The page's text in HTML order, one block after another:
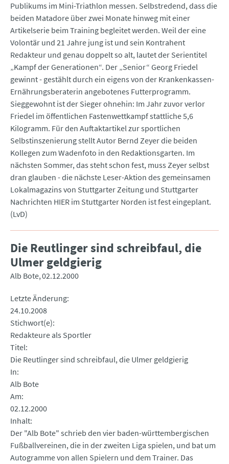
Publikums im Mini-Triathlon messen. Selbstredend, dass die
beiden Matadore über zwei Monate hinweg mit einer
Artikelserie beim Training begleitet werden. Weil der eine
Volontär und 21 Jahre jung ist und sein Kontrahent
Redakteur und genau doppelt so alt, lautet der Serientitel
„Kampf der Generationen“. Der „Senior“ Georg Friedel
gewinnt - gestählt durch ein eigens von der Krankenkassen-
Ernährungsberaterin angebotenes Futterprogramm.
Sieggewohnt ist der Sieger ohnehin: Im Jahr zuvor verlor
Friedel im öffentlichen Fastenwettkampf stattliche 5,6
Kilogramm. Für den Auftaktartikel zur sportlichen
Selbstinszenierung stellt Autor Bernd Zeyer die beiden
Kollegen zum Wadenfoto in den Redaktionsgarten. Im
nächsten Sommer, das steht schon fest, muss Zeyer selbst
dran glauben - die nächste Leser-Aktion des gemeinsamen
Lokalmagazins von Stuttgarter Zeitung und Stuttgarter
Nachrichten HIER im Stuttgarter Norden ist fest eingeplant.
(LvD)
Die Reutlinger sind schreibfaul, die
Ulmer geldgierig
Alb Bote 02.12.2000
Letzte Änderung
24.10.2008
Stichwort(e)
Redakteure als Sportler
Titel
Die Reutlinger sind schreibfaul, die Ulmer geldgierig
In
Alb Bote
Am
02.12.2000
Inhalt
Der "Alb Bote" schrieb den vier baden-württembergischen
Fußballvereinen, die in der zweiten Liga spielen, und bat um
Autogramme von allen Spielern und dem Trainer. Das